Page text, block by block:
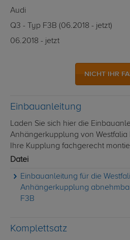
Audi
Q3 - Typ F3B (06.2018 - jetzt)
06.2018 - jetzt
NICHT IHR
Einbauanleitung
Laden Sie sich hier die
Anhängerkupplung von Westfalia
Ihre Kupplung fachgerecht
Datei
Einbauanleitung für die
Anhängerkupplung
F3B
Komplettsatz